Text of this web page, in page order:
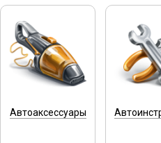
Автоаксессуары